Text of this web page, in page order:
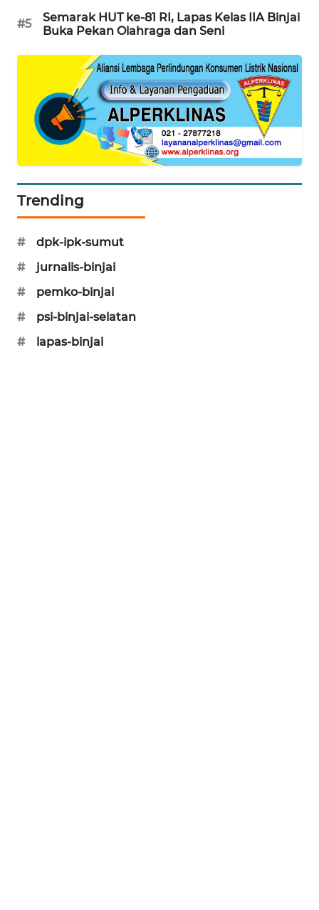
#5
Semarak HUT ke-81 RI, Lapas Kelas IIA Binjai
Buka Pekan Olahraga dan Seni
Trending
#
dpk-ipk-sumut
#
jurnalis-binjai
#
pemko-binjai
#
psi-binjai-selatan
#
lapas-binjai